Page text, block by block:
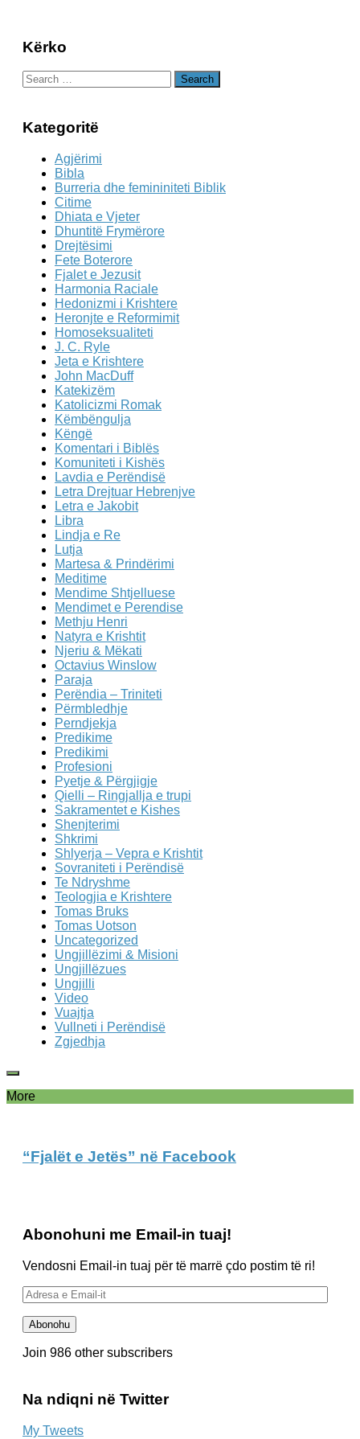
Kërko
Search
for:
Kategoritë
Agjërimi
Bibla
Burreria dhe femininiteti Biblik
Citime
Dhiata e Vjeter
Dhuntitë Frymërore
Drejtësimi
Fete Boterore
Fjalet e Jezusit
Harmonia Raciale
Hedonizmi i Krishtere
Heronjte e Reformimit
Homoseksualiteti
J. C. Ryle
Jeta e Krishtere
John MacDuff
Katekizëm
Katolicizmi Romak
Këmbëngulja
Këngë
Komentari i Biblës
Komuniteti i Kishës
Lavdia e Perëndisë
Letra Drejtuar Hebrenjve
Letra e Jakobit
Libra
Lindja e Re
Lutja
Martesa & Prindërimi
Meditime
Mendime Shtjelluese
Mendimet e Perendise
Methju Henri
Natyra e Krishtit
Njeriu & Mëkati
Octavius Winslow
Paraja
Perëndia – Triniteti
Përmbledhje
Perndjekja
Predikime
Predikimi
Profesioni
Pyetje & Përgjigje
Qielli – Ringjallja e trupi
Sakramentet e Kishes
Shenjterimi
Shkrimi
Shlyerja – Vepra e Krishtit
Sovraniteti i Perëndisë
Te Ndryshme
Teologjia e Krishtere
Tomas Bruks
Tomas Uotson
Uncategorized
Ungjillëzimi & Misioni
Ungjillëzues
Ungjilli
Video
Vuajtja
Vullneti i Perëndisë
Zgjedhja
More
“Fjalët e Jetës” në Facebook
Abonohuni me Email-in tuaj!
Vendosni Email-in tuaj për të marrë çdo postim të ri!
Adresa
e
Email-
it
Abonohu
Join 986 other subscribers
Na ndiqni në Twitter
My Tweets